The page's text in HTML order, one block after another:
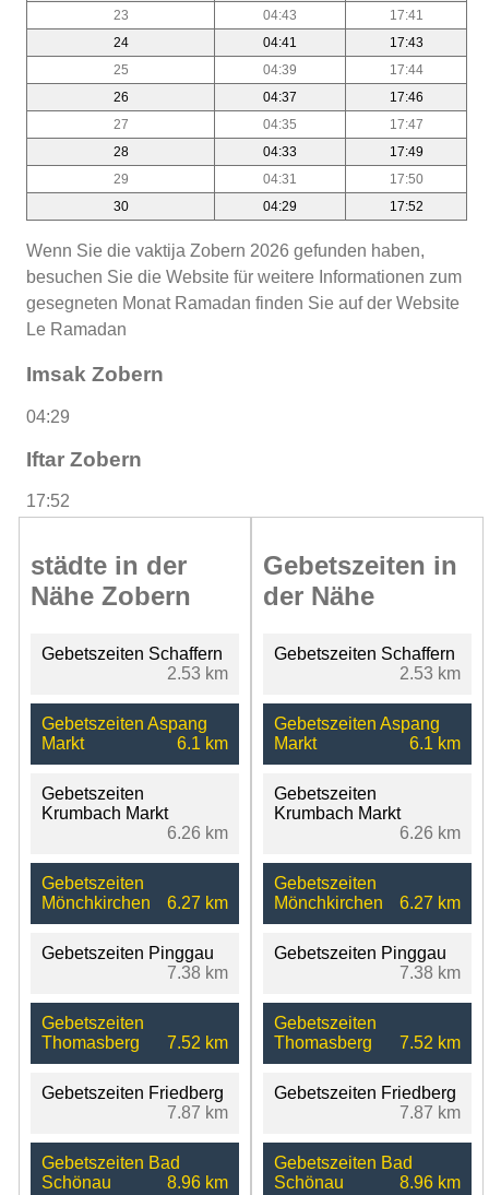
23
04:43
17:41
24
04:41
17:43
25
04:39
17:44
26
04:37
17:46
27
04:35
17:47
28
04:33
17:49
29
04:31
17:50
30
04:29 17:52
Wenn Sie die vaktija Zobern 2026 gefunden haben,
besuchen Sie die Website für weitere Informationen zum
gesegneten Monat Ramadan finden Sie auf der Website
Le Ramadan
Imsak Zobern
04:29
Iftar Zobern
17:52
städte in der
Nähe Zobern
Gebetszeiten Schaffern
2.53 km
Gebetszeiten Aspang
Markt
6.1 km
Gebetszeiten
Krumbach Markt
6.26 km
Gebetszeiten
Mönchkirchen
6.27 km
Gebetszeiten Pinggau
7.38 km
Gebetszeiten
Thomasberg
7.52 km
Gebetszeiten Friedberg
7.87 km
Gebetszeiten Bad
Schönau
8.96 km
Gebetszeiten in
der Nähe
Gebetszeiten Schaffern
2.53 km
Gebetszeiten Aspang
Markt
6.1 km
Gebetszeiten
Krumbach Markt
6.26 km
Gebetszeiten
Mönchkirchen
6.27 km
Gebetszeiten Pinggau
7.38 km
Gebetszeiten
Thomasberg
7.52 km
Gebetszeiten Friedberg
7.87 km
Gebetszeiten Bad
Schönau
8.96 km